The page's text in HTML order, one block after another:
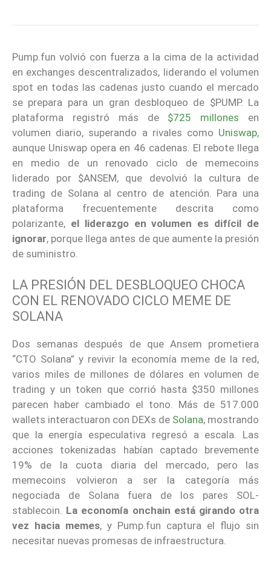
Pump.fun volvió con fuerza a la cima de la actividad
en exchanges descentralizados, liderando el volumen
spot en todas las cadenas justo cuando el mercado
se prepara para un gran desbloqueo de $PUMP. La
plataforma registró más de $725 millones en
volumen diario, superando a rivales como Uniswap,
aunque Uniswap opera en 46 cadenas. El rebote llega
en medio de un renovado ciclo de memecoins
liderado por $ANSEM, que devolvió la cultura de
trading de Solana al centro de atención. Para una
plataforma frecuentemente descrita como
polarizante, el liderazgo en volumen es difícil de
ignorar, porque llega antes de que aumente la presión
de suministro.
LA PRESIÓN DEL DESBLOQUEO CHOCA
CON EL RENOVADO CICLO MEME DE
SOLANA
Dos semanas después de que Ansem prometiera
“CTO Solana” y revivir la economía meme de la red,
varios miles de millones de dólares en volumen de
trading y un token que corrió hasta $350 millones
parecen haber cambiado el tono. Más de 517.000
wallets interactuaron con DEXs de Solana, mostrando
que la energía especulativa regresó a escala. Las
acciones tokenizadas habían captado brevemente
19% de la cuota diaria del mercado, pero las
memecoins volvieron a ser la categoría más
negociada de Solana fuera de los pares SOL-
stablecoin. La economía onchain está girando otra
vez hacia memes, y Pump.fun captura el flujo sin
necesitar nuevas promesas de infraestructura.